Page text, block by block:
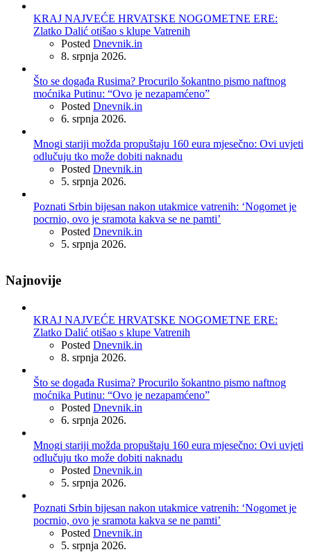
KRAJ NAJVEĆE HRVATSKE NOGOMETNE ERE:
Zlatko Dalić otišao s klupe Vatrenih
Posted Dnevnik.in
8. srpnja 2026.
Što se događa Rusima? Procurilo šokantno pismo naftnog
moćnika Putinu: “Ovo je nezapamćeno”
Posted Dnevnik.in
6. srpnja 2026.
Mnogi stariji možda propuštaju 160 eura mjesečno: Ovi uvjeti
odlučuju tko može dobiti naknadu
Posted Dnevnik.in
5. srpnja 2026.
Poznati Srbin bijesan nakon utakmice vatrenih: ‘Nogomet je
pocrnio, ovo je sramota kakva se ne pamti’
Posted Dnevnik.in
5. srpnja 2026.
Najnovije
KRAJ NAJVEĆE HRVATSKE NOGOMETNE ERE:
Zlatko Dalić otišao s klupe Vatrenih
Posted Dnevnik.in
8. srpnja 2026.
Što se događa Rusima? Procurilo šokantno pismo naftnog
moćnika Putinu: “Ovo je nezapamćeno”
Posted Dnevnik.in
6. srpnja 2026.
Mnogi stariji možda propuštaju 160 eura mjesečno: Ovi uvjeti
odlučuju tko može dobiti naknadu
Posted Dnevnik.in
5. srpnja 2026.
Poznati Srbin bijesan nakon utakmice vatrenih: ‘Nogomet je
pocrnio, ovo je sramota kakva se ne pamti’
Posted Dnevnik.in
5. srpnja 2026.